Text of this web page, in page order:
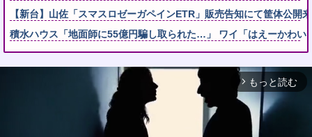
【新台】山佐「スマスロゼーガペインETR」販売告知にて筐体公開
積水ハウス「地面師に55億円騙し取られた…」 ワイ「はえーかわ
arrow_forward_ios もっと読む